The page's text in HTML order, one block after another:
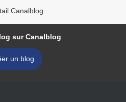
Canalblog
sur Canalblog
un blog